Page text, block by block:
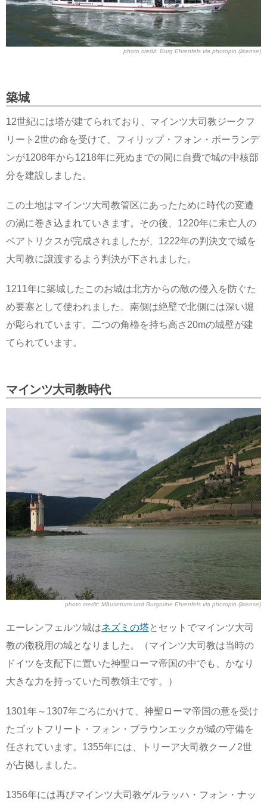
photo credit: Burg Ehrenfels via photopin (license)
築城
12世紀には塔が建てられており、マインツ大司教ジークフ
リート2世の命を受けて、フィリップ・フォン・ボーランデ
ンが1208年から1218年に死ぬまでの間に自費で城の中核部
分を建設しました。
この土地はマインツ大司教管区にあったために時代の変遷
の渦に巻き込まれていきます。その後、1220年に未亡人の
ベアトリクスが完成されましたが、1222年の判決文で城を
大司教に譲渡するよう判決が下されました。
1211年に築城したこのお城は北方からの敵の侵入を防ぐた
め要塞として使われました。南側は絶壁で北側には深い堀
が彫られています。二つの角櫓を持ち高さ20mの城壁が建
てられています。
マインツ大司教時代
photo credit: Mäuseturm und Burgruine Ehrenfels via photopin (license)
エーレンフェルツ城はネズミの塔とセットでマインツ大司
教の徴税用の城となりました。（マインツ大司教は当時の
ドイツを支配下に置いた神聖ローマ帝国の中でも、かなり
大きな力を持っていた司教領主です。）
1301年～1307年ごろにかけて、神聖ローマ帝国の意を受け
たゴットフリート・フォン・ブラウンエックが城の守備を
任されています。1355年には、トリーア大司教クーノ2世
が占拠しました。
1356年には再びマインツ大司教ゲルラッハ・フォン・ナッ